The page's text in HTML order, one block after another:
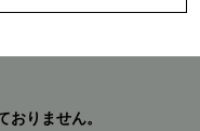
りません。